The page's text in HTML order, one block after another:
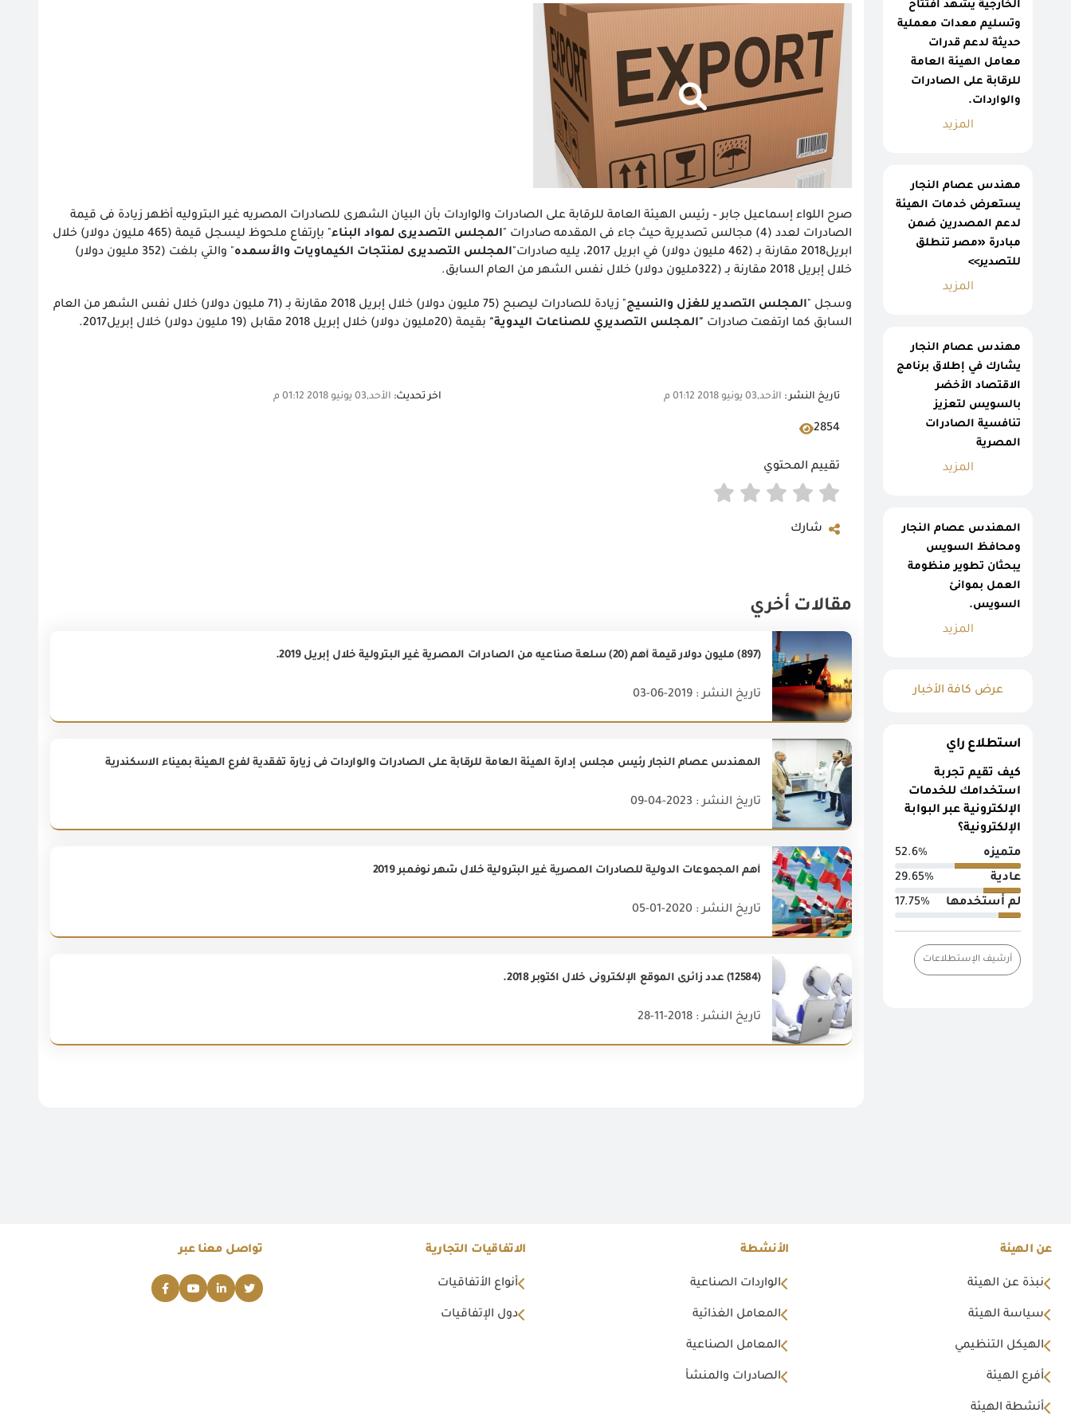
الخارجية يشهد افتتاح
وتسليم معدات معملية
حديثة لدعم قدرات
معامل الهيئة العامة
للرقابة على الصادرات
والواردات.
المزيد
مهندس عصام النجار
يستعرض خدمات الهيئة
لدعم المصدرين ضمن
مبادرة «مصر تنطلق
للتصدير>>
المزيد
مهندس عصام النجار
يشارك في إطلاق برنامج
الاقتصاد الأخضر
بالسويس لتعزيز
تنافسية الصادرات
المصرية
المزيد
المهندس عصام النجار
ومحافظ السويس
يبحثان تطوير منظومة
العمل بموانئ
السويس.
المزيد
عرض كافة الأخبار
استطلاع راي
كيف تقيم تجربة
استخدامك للخدمات
الإلكترونية عبر البوابة
الإلكترونية؟
متميزه
52.6%
عادية
29.65%
لم أستخدمها
17.75%
أرشيف الإستطلاعات
صرح اللواء إسماعيل جابر – رئيس الهيئة العامة للرقابة على الصادرات والواردات بأن البيان الشهرى للصادرات المصريه غير البتروليه أظهر زيادة فى قيمة
الصادرات لعدد (4) مجالس تصديرية حيث جاء فى المقدمه صادرات "
المجلس التصديرى لمواد البناء
" بإرتفاع ملحوظ ليسجل قيمة (465 مليون دولار) خلال
ابريل2018 مقارنة بـ (462 مليون دولار) في ابريل 2017، يليه صادرات"
المجلس التصديرى لمنتجات الكيماويات والأسمده
" والتي بلغت (352 مليون دولار)
خلال إبريل 2018 مقارنة بـ (322مليون دولار) خلال نفس الشهر من العام السابق.
وسجل "المجلس التصدير للغزل والنسيج
" زيادة للصادرات ليصبح (75 مليون دولار) خلال إبريل 2018 مقارنة بـ (71 مليون دولار) خلال نفس الشهر من العام
السابق كما ارتفعت صادرات "المجلس التصديري للصناعات اليدوية" بقيمة (20مليون دولار) خلال إبريل 2018 مقابل (19 مليون دولار) خلال إبريل2017.
تاريخ النشر : الأحد,03 يونيو 2018 01:12 م اخر تحديث: الأحد,03 يونيو 2018 01:12 م
2854
تقييم المحتوي
شارك
مقالات أخري
(897) مليون دولار قيمة أهم (20) سلعة صناعيه من الصادرات المصرية غير البترولية خلال إبريل 2019.
تاريخ النشر : 2019-06-03
المهندس عصام النجار رئيس مجلس إدارة الهيئة العامة للرقابة على الصادرات والواردات فى زيارة تفقدية لفرع الهيئة بميناء الاسكندرية
تاريخ النشر : 2023-04-09
أهم المجموعات الدولية للصادرات المصرية غير البترولية خلال شهر نوفمبر 2019
تاريخ النشر : 2020-01-05
(12584) عدد زائرى الموقع الإلكترونى خلال اكتوبر 2018.
تاريخ النشر : 2018-11-28
عن الهيئة
نبذة عن الهيئة
سياسة الهيئة
الهيكل التنظيمي
أفرع الهيئة
أنشطة الهيئة
الأنشطة
الواردات الصناعية
المعامل الغذائية
المعامل الصناعية
الصادرات والمنشأ
الاتفاقيات التجارية
أنواع الأتفاقيات
دول الإتفاقيات
تواصل معنا عبر